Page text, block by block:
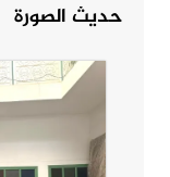
حديث الصورة